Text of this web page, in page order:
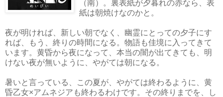
（南）。裏表紙が夕暮れの赤なら、表
紙は朝焼けなのかと。
夜が明ければ、新しい朝でなく、幽霊にとっての夕子にす
れば、もう、終りの時間になる。物語も佳境に入ってきて
います。黄昏から夜になって、本当の闇が出てきても、明
けない夜が無いように、やがては朝になる。
暑いと言っている、この夏が、やがては終わるように、黄
昏乙女×アムネジアも終わるわけです。その終りまでを、し